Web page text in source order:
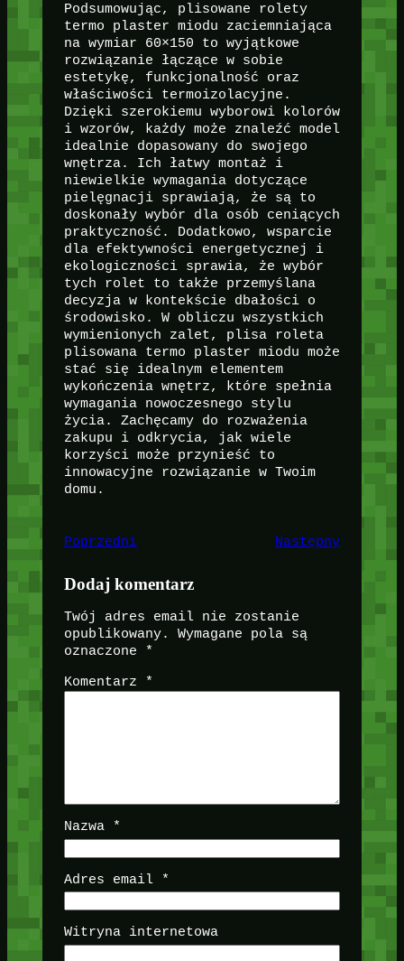
Podsumowując, plisowane rolety
termo plaster miodu zaciemniająca
na wymiar 60×150 to wyjątkowe
rozwiązanie łączące w sobie
estetykę, funkcjonalność oraz
właściwości termoizolacyjne.
Dzięki szerokiemu wyborowi kolorów
i wzorów, każdy może znaleźć model
idealnie dopasowany do swojego
wnętrza. Ich łatwy montaż i
niewielkie wymagania dotyczące
pielęgnacji sprawiają, że są to
doskonały wybór dla osób ceniących
praktyczność. Dodatkowo, wsparcie
dla efektywności energetycznej i
ekologiczności sprawia, że wybór
tych rolet to także przemyślana
decyzja w kontekście dbałości o
środowisko. W obliczu wszystkich
wymienionych zalet, plisa roleta
plisowana termo plaster miodu może
stać się idealnym elementem
wykończenia wnętrz, które spełnia
wymagania nowoczesnego stylu
życia. Zachęcamy do rozważenia
zakupu i odkrycia, jak wiele
korzyści może przynieść to
innowacyjne rozwiązanie w Twoim
domu.
Poprzedni Następny
Dodaj komentarz
Twój adres email nie zostanie
opublikowany.
Wymagane pola są
oznaczone
*
Komentarz *
Nazwa *
Adres email *
Witryna internetowa